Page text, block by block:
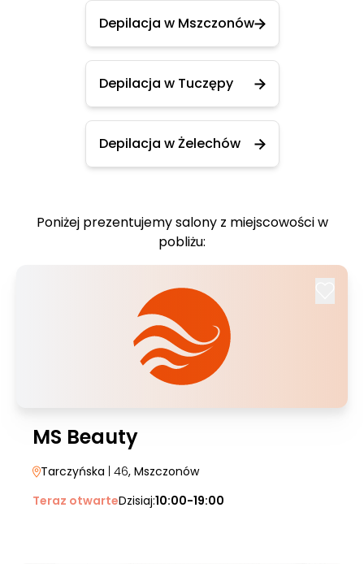
Depilacja w Mszczonów
Depilacja w Tuczępy
Depilacja w Żelechów
Poniżej prezentujemy salony z miejscowości w
pobliżu:
MS Beauty
Tarczyńska | 46, Mszczonów
Teraz otwarteDzisiaj:10:00-19:00